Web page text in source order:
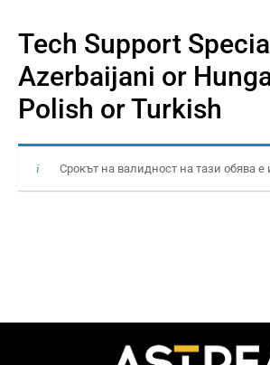
Tech Support
Azerbaijani or
Polish or Turkish
Срокът на валидност на тази обява е